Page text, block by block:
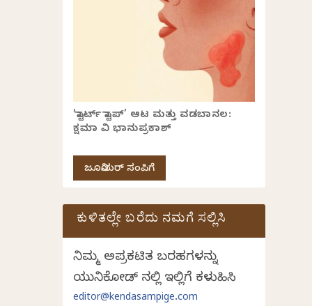
‘ಸ್ಟಾರ್ಟ್ ಸ್ಟಾಪ್’ ಆಟ ಮತ್ತು ವಡಬಾನಲ:
ಕ್ಷಮಾ ವಿ ಭಾನುಪ್ರಕಾಶ್
ಜೂನಿಯರ್ ಸಂಪಿಗೆ
ಕುಳಿತಲ್ಲೇ ಬರೆದು ನಮಗೆ ಸಲ್ಲಿಸಿ
ನಿಮ್ಮ ಅಪ್ರಕಟಿತ ಬರಹಗಳನ್ನು
ಯುನಿಕೋಡ್ ನಲ್ಲಿ ಇಲ್ಲಿಗೆ ಕಳುಹಿಸಿ
editor@kendasampige.com